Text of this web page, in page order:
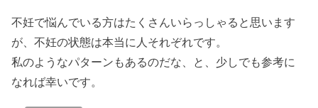
不妊で悩んでいる方はたくさんいらっしゃると思います
が、不妊の状態は本当に人それぞれです。
私のようなパターンもあるのだな、と、少しでも参考に
なれば幸いです。